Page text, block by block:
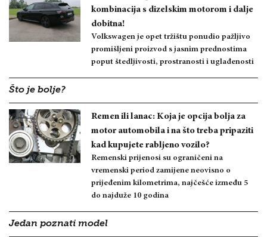
kombinacija s dizelskim motorom i dalje
dobitna!
Volkswagen je opet tržištu ponudio pažljivo
promišljeni proizvod s jasnim prednostima
poput štedljivosti, prostranosti i uglađenosti
Što je bolje?
Remen ili lanac: Koja je opcija bolja za
motor automobila i na što treba pripaziti
kad kupujete rabljeno vozilo?
Remenski prijenosi su ograničeni na
vremenski period zamijene neovisno o
prijeđenim kilometrima, najčešće između 5
do najduže 10 godina
Jedan poznati model